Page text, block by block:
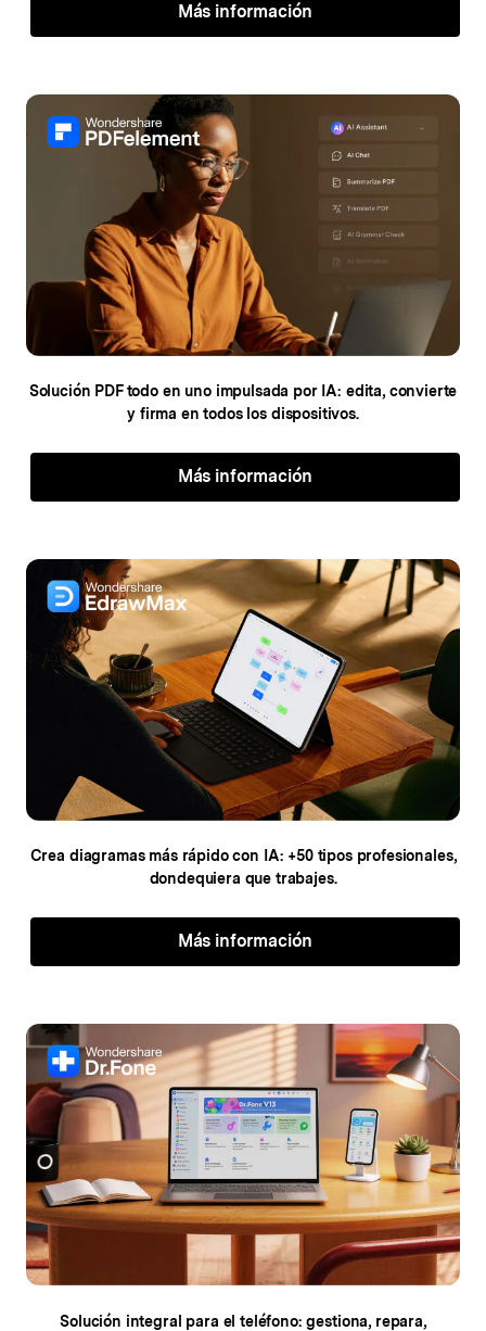
Más información
Solución PDF todo en uno impulsada por IA: edita, convierte
y firma en todos los dispositivos.
Más información
Crea diagramas más rápido con IA: +50tipos profesionales,
dondequiera que trabajes.
Más información
Solución integral para el teléfono: gestiona, repara,